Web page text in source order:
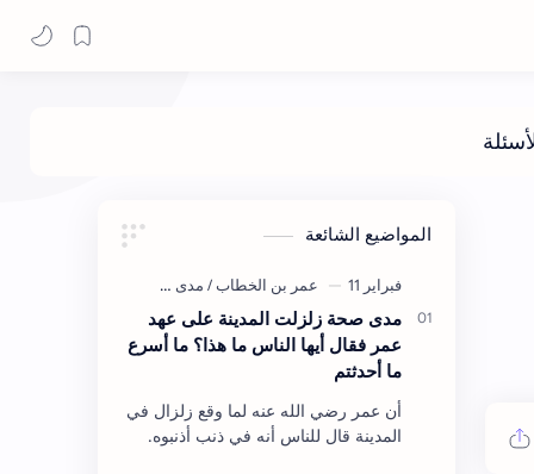
المواضيع الشائعة
مدى صحة زلزلت المدينة على عهد
عمر فقال أيها الناس ما هذا؟ ما أسرع
ما أحدثتم
أن عمر رضي الله عنه لما وقع زلزال في
المدينة قال للناس أنه في ذنب أذنبوه.